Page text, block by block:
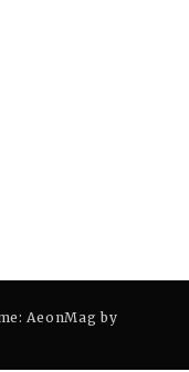
AeonMag by